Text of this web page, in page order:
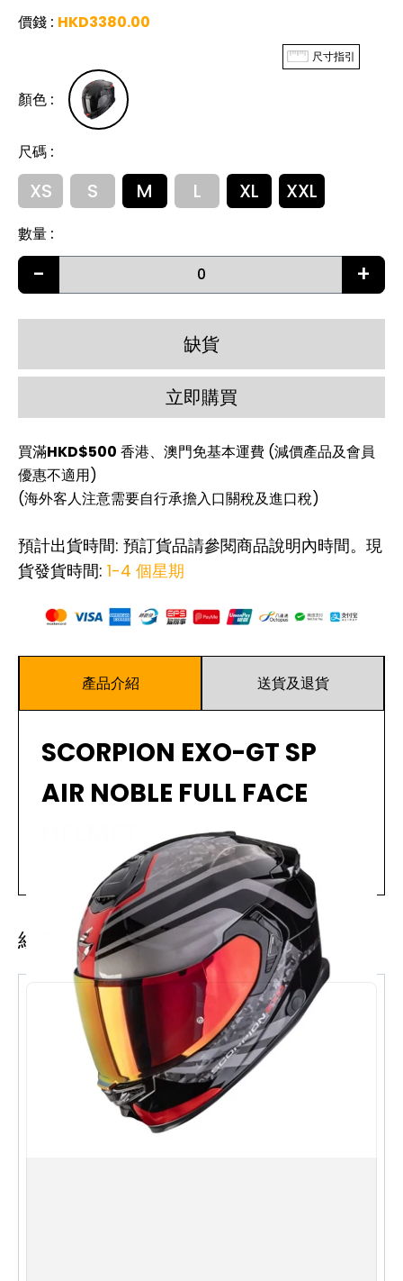
價錢 : HKD3380.00
顏色 :
尺寸指引
數量 :
- +
尺碼 :
XS S M L XL XXL
缺貨
立即購買
買滿HKD$500 香港、澳門免基本運費 (減價產品及會員
優惠不適用)
(海外客人注意需要自行承擔入口關稅及進口稅)
預計出貨時間: 預訂貨品請參閱商品說明內時間。現
貨發貨時間: 1-4 個星期
經常一起購買
產品介紹 送貨及退貨
SCORPION EXO-GT SP
AIR NOBLE FULL FACE
EXO-GT SP Air 憑藉其創新的預浸材（Prepreg）外殼技
術，在維持極輕量化的同時，保證了卓越的衝擊吸收能
力。這款頭盔在內墨片與外鏡片上均採用了獨特的非球面
設計，確保騎士擁有無與倫比的視覺清晰度。除了極致的
安全性，EXO-GT SP Air 亦致力於營造靜謐的騎行環境與
高效的通風系統，將易用性與頂級品質完美結合，為安
全、舒適與使用者友好度樹立了新標準。
：
材質： 碳纖維矩陣（Carbon Matrix Fiber）
安全認證： ECE 22.06 標準
扣具： 鈦合金雙 D 扣